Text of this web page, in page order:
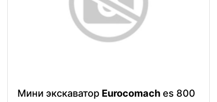
Мини экскаватор Eurocomach es 800